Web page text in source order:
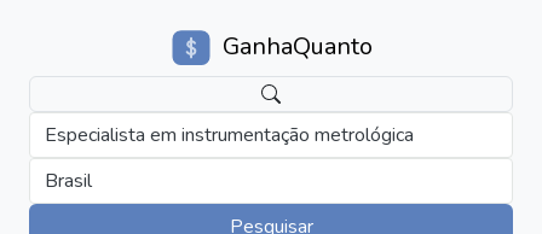
GanhaQuanto
Especialista em instrumentação metrológica
Brasil
Pesquisar